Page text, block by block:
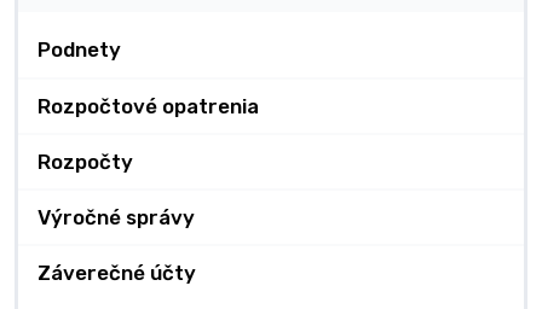
Podnety
Rozpočtové opatrenia
Rozpočty
Výročné správy
Záverečné účty